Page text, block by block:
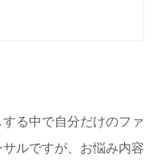
る中で自分だけのファ
ルですが、お悩み内容